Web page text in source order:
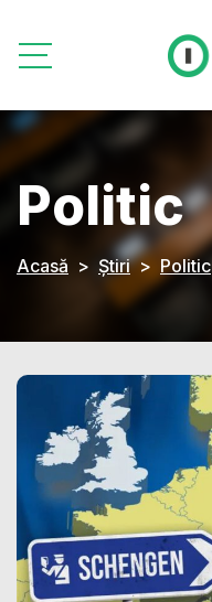
Politic
Acasă Știri Politic